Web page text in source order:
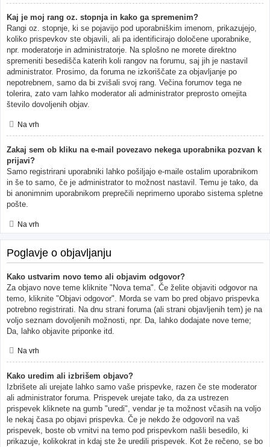
Kaj je moj rang oz. stopnja in kako ga spremenim?
Rangi oz. stopnje, ki se pojavijo pod uporabniškim imenom, prikazujejo,
koliko prispevkov ste objavili, ali pa identificirajo določene uporabnike,
npr. moderatorje in administratorje. Na splošno ne morete direktno
spremeniti besedišča katerih koli rangov na forumu, saj jih je nastavil
administrator. Prosimo, da foruma ne izkoriščate za objavljanje po
nepotrebnem, samo da bi zvišali svoj rang. Večina forumov tega ne
tolerira, zato vam lahko moderator ali administrator preprosto omejita
število dovoljenih objav.
Na vrh
Zakaj sem ob kliku na e-mail povezavo nekega uporabnika pozvan k
prijavi?
Samo registrirani uporabniki lahko pošiljajo e-maile ostalim uporabnikom
in še to samo, če je administrator to možnost nastavil. Temu je tako, da
bi anonimnim uporabnikom preprečili neprimerno uporabo sistema spletne
pošte.
Na vrh
Poglavje o objavljanju
Kako ustvarim novo temo ali objavim odgovor?
Za objavo nove teme kliknite "Nova tema". Če želite objaviti odgovor na
temo, kliknite "Objavi odgovor". Morda se vam bo pred objavo prispevka
potrebno registrirati. Na dnu strani foruma (ali strani objavljenih tem) je na
voljo seznam dovoljenih možnosti, npr. Da, lahko dodajate nove teme;
Da, lahko objavite priponke itd.
Na vrh
Kako uredim ali izbrišem objavo?
Izbrišete ali urejate lahko samo vaše prispevke, razen če ste moderator
ali administrator foruma. Prispevek urejate tako, da za ustrezen
prispevek kliknete na gumb "uredi", vendar je ta možnost včasih na voljo
le nekaj časa po objavi prispevka. Če je nekdo že odgovoril na vaš
prispevek, boste ob vrnitvi na temo pod prispevkom našli besedilo, ki
prikazuje, kolikokrat in kdaj ste že uredili prispevek. Kot že rečeno, se bo